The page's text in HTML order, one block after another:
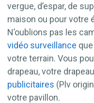
vergue, d’espar, de
maison ou pour votre
N’oublions pas les
vidéo surveillance
votre terrain. Vous
drapeau, votre
publicitaires (Plv
votre pavillon.